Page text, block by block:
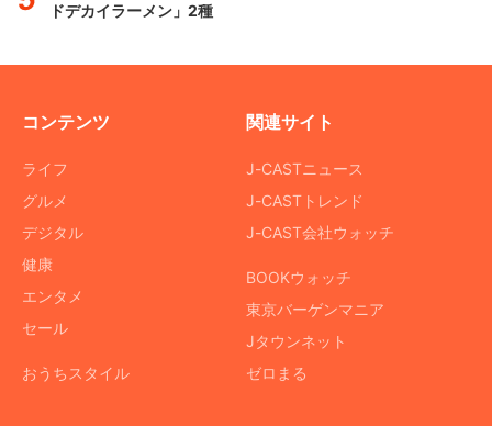
ドデカイラーメン」2種
コンテンツ
ライフ
グルメ
デジタル
健康
エンタメ
セール
おうちスタイル
関連サイト
J-CASTニュース
J-CASTトレンド
J-CAST会社ウォッチ
BOOKウォッチ
東京バーゲンマニア
Jタウンネット
ゼロまる